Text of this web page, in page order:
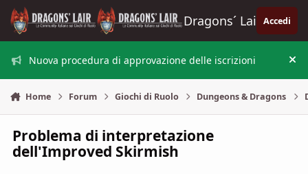
Vai al contenuto
Dragons´ Lair Accedi
Nuova procedura di approvazione delle iscrizioni
Home Forum Giochi di Ruolo Dungeons & Dragons
Problema di interpretazione
dell'Improved Skirmish